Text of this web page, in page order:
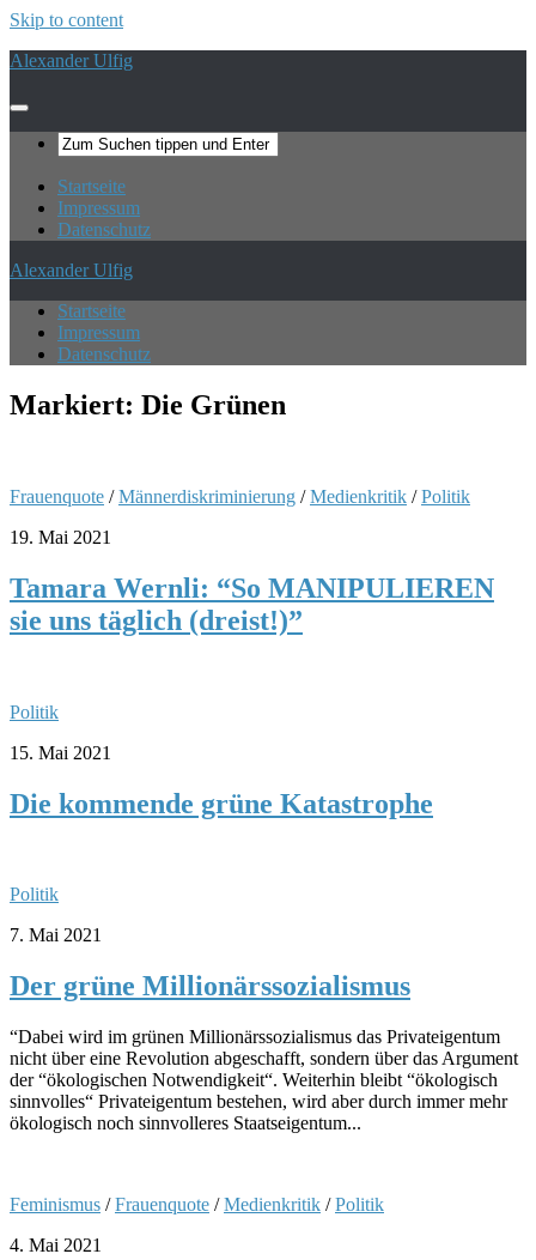
Skip to content
Alexander Ulfig
Startseite
Impressum
Datenschutz
Alexander Ulfig
Startseite
Impressum
Datenschutz
Markiert: Die Grünen
Frauenquote /Männerdiskriminierung /Medienkritik /Politik
19. Mai 2021
Tamara Wernli: “So MANIPULIEREN
sie uns täglich (dreist!)”
Politik
15. Mai 2021
Die kommende grüne Katastrophe
Politik
7. Mai 2021
Der grüne Millionärssozialismus
“Dabei wird im grünen Millionärssozialismus das Privateigentum
nicht über eine Revolution abgeschafft, sondern über das Argument
der “ökologischen Notwendigkeit“. Weiterhin bleibt “ökologisch
sinnvolles“ Privateigentum bestehen, wird aber durch immer mehr
ökologisch noch sinnvolleres Staatseigentum...
Feminismus /Frauenquote /Medienkritik /Politik
4. Mai 2021